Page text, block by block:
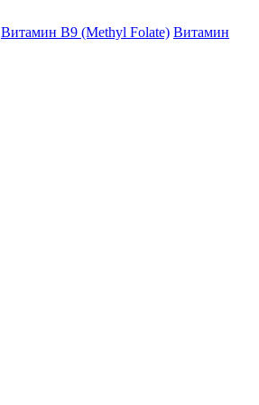
Витамин B9 (Methyl Folate) Витамин